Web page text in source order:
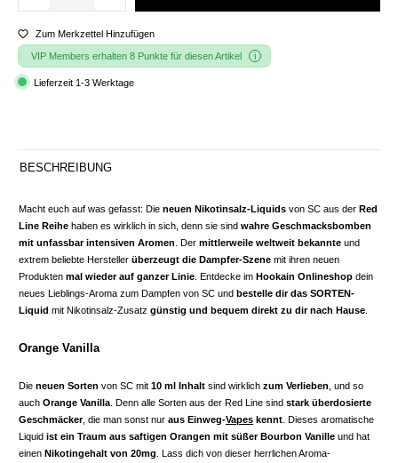
Zum Merkzettel Hinzufügen
VIP Members erhalten 8 Punkte für diesen Artikel
Lieferzeit 1-3 Werktage
BESCHREIBUNG
Macht euch auf was gefasst: Die neuen Nikotinsalz-Liquids von SC aus der Red
Line Reihe haben es wirklich in sich, denn sie sind wahre Geschmacksbomben
mit unfassbar intensiven Aromen . Der mittlerweile weltweit bekannte und
extrem beliebte Hersteller überzeugt die Dampfer-Szene mit ihren neuen
Produkten mal wieder auf ganzer Linie . Entdecke im Hookain Onlineshop dein
neues Lieblings-Aroma zum Dampfen von SC und bestelle dir das SORTEN-
Liquid mit Nikotinsalz-Zusatz günstig und bequem direkt zu dir nach Hause
Orange Vanilla
Die neuen Sorten von SC mit 10 ml Inhalt sind wirklich zum Verlieben , und so
auch Orange Vanilla . Denn alle Sorten aus der Red Line sind stark überdosierte
Geschmäcker, die man sonst nur aus Einweg-Vapes kennt . Dieses aromatische
Liquid ist ein Traum aus saftigen Orangen mit süßer Bourbon Vanille und hat
einen Nikotingehalt von 20mg . Lass dich von dieser herrlichen Aroma-